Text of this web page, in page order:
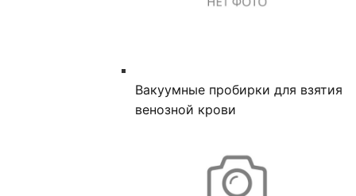
Вакуумные пробирки для взятия
венозной крови